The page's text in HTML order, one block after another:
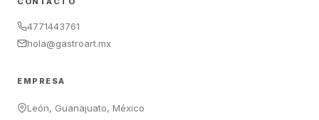
4771443761
hola@gastroart.mx
EMPRESA
León, Guanajuato, México